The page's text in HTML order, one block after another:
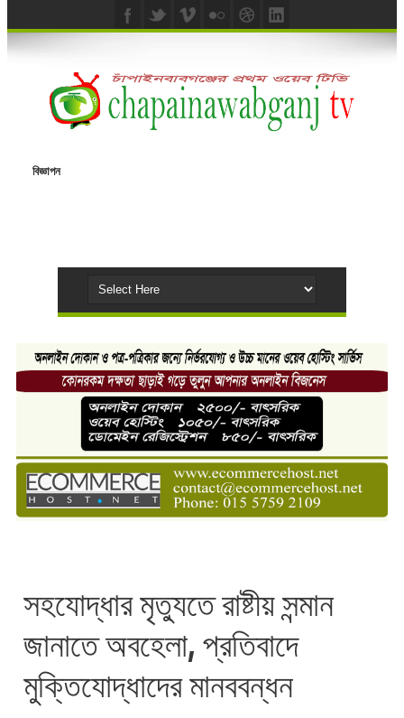
বিজ্ঞাপন
সহযোদ্ধার মৃত্যুতে রাষ্টীয় সন্মান
জানাতে অবহেলা, প্রতিবাদে
মুক্তিযোদ্ধাদের মানববন্ধন